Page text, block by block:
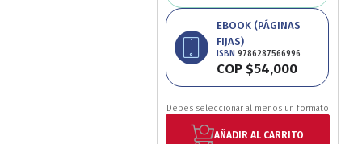
EBOOK (PÁGINAS
FIJAS)
ISBN9786287566996
COP $54,000
Debes seleccionar al menos un formato
AÑADIR AL CARRITO